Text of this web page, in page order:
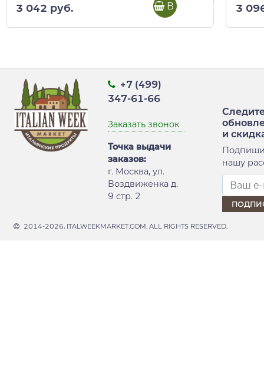
3 042 руб. В корзину 3
+7 (499)
347-61-66
Заказать звонок
Точка выдачи
заказов:
г. Москва, ул.
Воздвиженка д.
9 стр. 2
и
нашу
2014-2026, ITALWEEKMARKET.COM. ALL RIGHTS RESERVED.